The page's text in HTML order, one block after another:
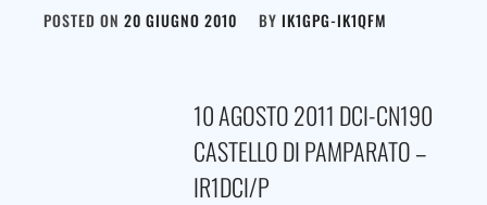
POSTED ON 20 GIUGNO 2010 BY IK1GPG-IK1QFM
10 AGOSTO 2011 DCI-CN190
CASTELLO DI PAMPARATO –
IR1DCI/P